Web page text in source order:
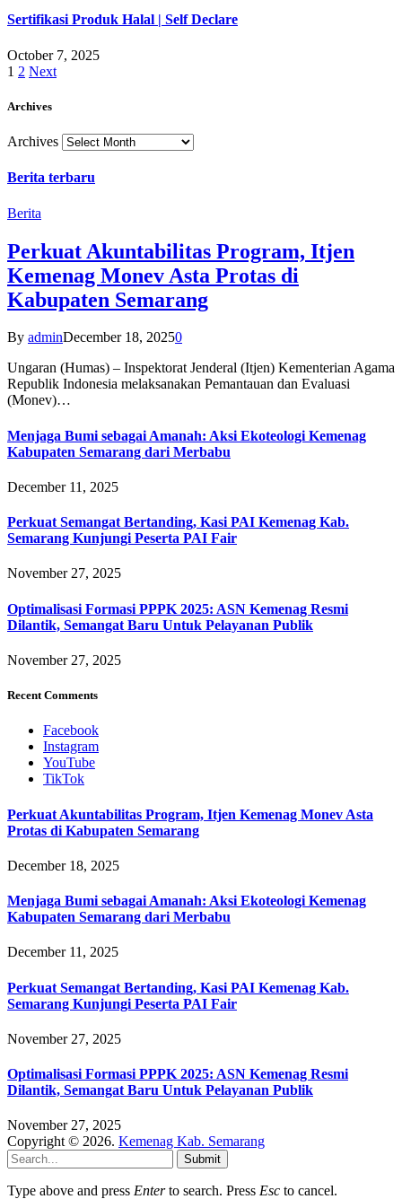
Sertifikasi Produk Halal | Self Declare
October 7, 2025
1 2 Next
Archives
Archives
Berita terbaru
Berita
Perkuat Akuntabilitas Program, Itjen
Kemenag Monev Asta Protas di
Kabupaten Semarang
By adminDecember 18, 20250
Ungaran (Humas) – Inspektorat Jenderal (Itjen) Kementerian Agama
Republik Indonesia melaksanakan Pemantauan dan Evaluasi
(Monev)…
Menjaga Bumi sebagai Amanah: Aksi Ekoteologi Kemenag
Kabupaten Semarang dari Merbabu
December 11, 2025
Perkuat Semangat Bertanding, Kasi PAI Kemenag Kab.
Semarang Kunjungi Peserta PAI Fair
November 27, 2025
Optimalisasi Formasi PPPK 2025: ASN Kemenag Resmi
Dilantik, Semangat Baru Untuk Pelayanan Publik
November 27, 2025
Recent Comments
Facebook
Instagram
YouTube
TikTok
Perkuat Akuntabilitas Program, Itjen Kemenag Monev Asta
Protas di Kabupaten Semarang
December 18, 2025
Menjaga Bumi sebagai Amanah: Aksi Ekoteologi Kemenag
Kabupaten Semarang dari Merbabu
December 11, 2025
Perkuat Semangat Bertanding, Kasi PAI Kemenag Kab.
Semarang Kunjungi Peserta PAI Fair
November 27, 2025
Optimalisasi Formasi PPPK 2025: ASN Kemenag Resmi
Dilantik, Semangat Baru Untuk Pelayanan Publik
November 27, 2025
Copyright © 2026. Kemenag Kab. Semarang
Submit
Type above and press Enterto search. Press Esc to cancel.